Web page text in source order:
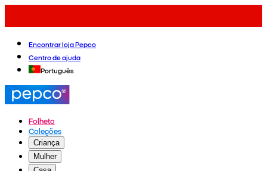
Encontrar loja Pepco
Centro de ajuda
Português
Folheto
Coleções
Criança
Mulher